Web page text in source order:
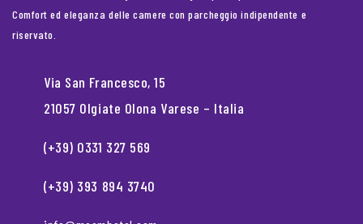
Comfort ed eleganza delle camere con parcheggio indipendente e
riservato.
Via San Francesco, 15
21057 Olgiate Olona Varese – Italia
(+39) 0331 327 569
(+39) 393 894 3740